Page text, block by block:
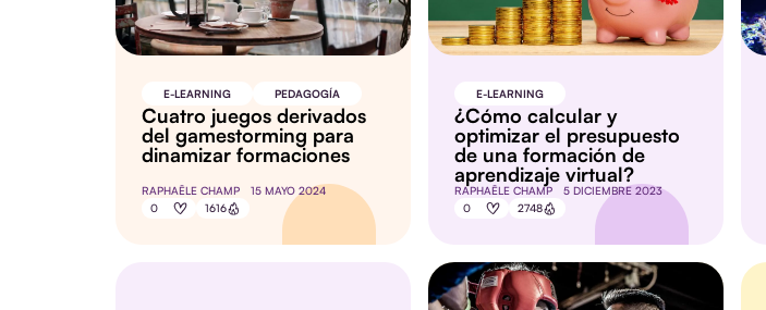
E-LEARNING PEDAGOGÍA
Cuatro juegos derivados
del gamestorming para
dinamizar formaciones
RAPHAËLE CHAMP
15 MAYO 2024
0
1616
E-LEARNING
¿Cómo calcular y
optimizar el presupuesto
de una formación de
aprendizaje virtual?
RAPHAËLE CHAMP
5 DICIEMBRE 2023
0
2748